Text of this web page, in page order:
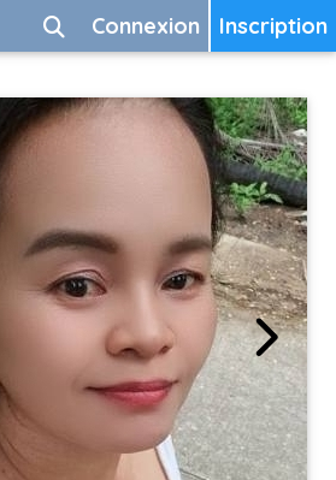
Inscription
Connexion